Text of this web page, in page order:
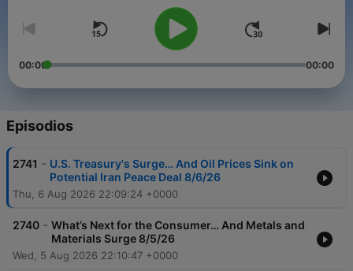
00:00 00:00
Episodios
2741 - U.S. Treasury's Surge… And Oil Prices Sink on
Potential Iran Peace Deal 8/6/26
Thu, 6 Aug 2026 22:09:24 +0000
2740 - What’s Next for the Consumer… And Metals and
Materials Surge 8/5/26
Wed, 5 Aug 2026 22:10:47 +0000